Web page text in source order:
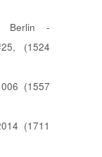
Berlin -
(1524
(1557
(1711